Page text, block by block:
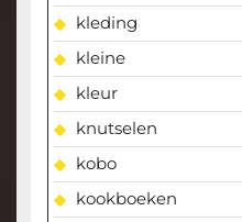
kleding
kleine
kleur
knutselen
kobo
kookboeken